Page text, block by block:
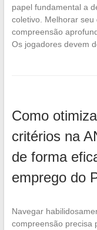
papel fundamental a
coletivo. Melhorar
compreensão
Os jogadores devem
Como
critérios na
de forma
emprego do
Navegar
compreensão precisa